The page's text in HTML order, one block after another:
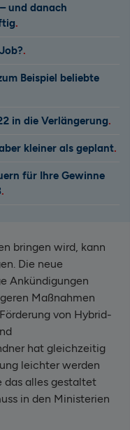
und danach
Beispiel beliebte
in die Verlängerung
kleiner als geplant
für Ihre Gewinne
bringen wird, kann
Die neue
Ankündigungen
Maßnahmen
von Hybrid-
hat gleichzeitig
leichter werden
das alles gestaltet
in den Ministerien